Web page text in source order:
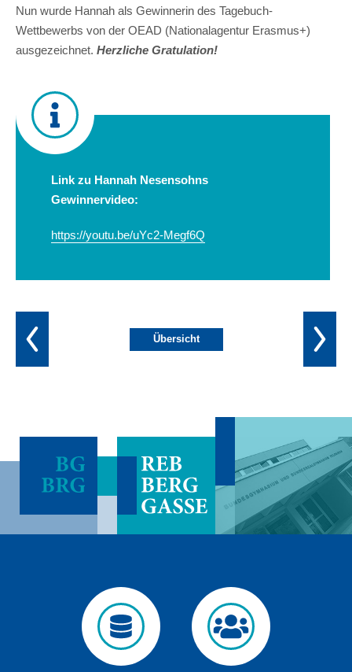
Nun wurde Hannah als Gewinnerin des Tagebuch-
Wettbewerbs von der OEAD (Nationalagentur Erasmus+)
ausgezeichnet. Herzliche Gratulation!
Link zu Hannah Nesensohns
Gewinnervideo:
https://youtu.be/uYc2-Megf6Q
Übersicht